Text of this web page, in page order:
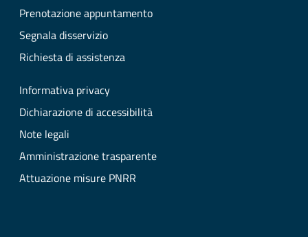
Prenotazione appuntamento
Segnala disservizio
Richiesta di assistenza
Informativa privacy
Dichiarazione di accessibilità
Note legali
Amministrazione trasparente
Attuazione misure PNRR